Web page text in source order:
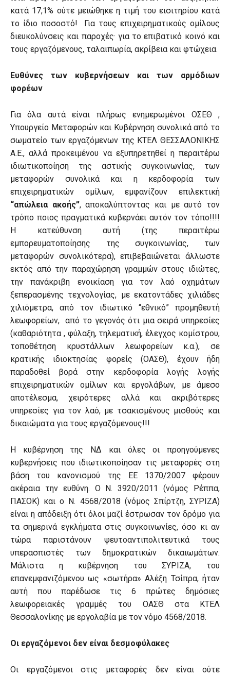
κατά 17,1% ούτε μειώθηκε η τιμή του εισιτηρίου κατά
το ίδιο ποσοστό! Για τους επιχειρηματικούς ομίλους
διευκολύνσεις και παροχές· για το επιβατικό κοινό και
τους εργαζόμενους, ταλαιπωρία, ακρίβεια και φτώχεια.
Ευθύνες των κυβερνήσεων και των αρμόδιων
φορέων
Για όλα αυτά είναι πλήρως ενημερωμένοι ΟΣΕΘ ,
Υπουργείο Μεταφορών και Κυβέρνηση συνολικά από το
σωματείο των εργαζόμενων της ΚΤΕΛ ΘΕΣΣΑΛΟΝΙΚΗΣ
Α.Ε., αλλά προκειμένου να εξυπηρετηθεί η περαιτέρω
ιδιωτικοποίηση της αστικής συγκοινωνίας, των
μεταφορών συνολικά και η κερδοφορία των
επιχειρηματικών ομίλων, εμφανίζουν επιλεκτική
“απώλεια ακοής”, αποκαλύπτοντας και με αυτό τον
τρόπο ποιος πραγματικά κυβερνάει αυτόν τον τόπο!!!!
Η κατεύθυνση αυτή (της περαιτέρω
εμπορευματοποίησης της συγκοινωνίας, των
μεταφορών συνολικότερα), επιβεβαιώνεται άλλωστε
εκτός από την παραχώρηση γραμμών στους ιδιώτες,
την πανάκριβη ενοικίαση για τον λαό οχημάτων
ξεπερασμένης τεχνολογίας, με εκατοντάδες χιλιάδες
χιλιόμετρα, από τον ιδιωτικό “εθνικό” προμηθευτή
λεωφορείων, από το γεγονός ότι μια σειρά υπηρεσίες
(καθαριότητα , φύλαξη, τηλεματική, έλεγχος κομίστρου,
τοποθέτηση κρυστάλλων λεωφορείων κ.α.), σε
κρατικής ιδιοκτησίας φορείς (ΟΑΣΘ), έχουν ήδη
παραδοθεί βορά στην κερδοφορία λογής λογής
επιχειρηματικών ομίλων και εργολάβων, με άμεσο
αποτέλεσμα, χειρότερες αλλά και ακριβότερες
υπηρεσίες για τον λαό, με τσακισμένους μισθούς και
δικαιώματα για τους εργαζόμενους!!!
Η κυβέρνηση της ΝΔ και όλες οι προηγούμενες
κυβερνήσεις που ιδιωτικοποίησαν τις μεταφορές στη
βάση του κανονισμού της ΕΕ 1370/2007 φέρουν
ακέραια την ευθύνη. Ο Ν. 3920/2011 (νόμος Ρέππα,
ΠΑΣΟΚ) και ο Ν. 4568/2018 (νόμος Σπίρτζη, ΣΥΡΙΖΑ)
είναι η απόδειξη ότι όλοι μαζί έστρωσαν τον δρόμο για
τα σημερινά εγκλήματα στις συγκοινωνίες, όσο κι αν
τώρα παριστάνουν ψευτοαντιπολιτευτικά τους
υπερασπιστές των δημοκρατικών δικαιωμάτων.
Μάλιστα η κυβέρνηση του ΣΥΡΙΖΑ, του
επανεμφανιζόμενου ως «σωτήρα» Αλέξη Τσίπρα, ήταν
αυτή που παρέδωσε τις 6 πρώτες δημόσιες
λεωφορειακές γραμμές του ΟΑΣΘ στα ΚΤΕΛ
Θεσσαλονίκης με εργολαβία με τον νόμο 4568/2018.
Οι εργαζόμενοι δεν είναι δεσμοφύλακες
Οι εργαζόμενοι στις μεταφορές δεν είναι ούτε